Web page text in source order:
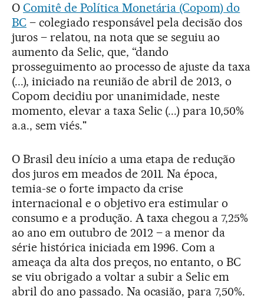
O Comitê de Política Monetária (Copom) do
BC– colegiado responsável pela decisão dos
juros – relatou, na nota que se seguiu ao
aumento da Selic, que, “dando
prosseguimento ao processo de ajuste da taxa
(...), iniciado na reunião de abril de 2013, o
Copom decidiu por unanimidade, neste
momento, elevar a taxa Selic (...) para 10,50%
a.a., sem viés."
O Brasil deu início a uma etapa de redução
dos juros em meados de 2011. Na época,
temia-se o forte impacto da crise
internacional e o objetivo era estimular o
consumo e a produção. A taxa chegou a 7,25%
ao ano em outubro de 2012 – a menor da
série histórica iniciada em 1996. Com a
ameaça da alta dos preços, no entanto, o BC
se viu obrigado a voltar a subir a Selic em
abril do ano passado. Na ocasião, para 7,50%.